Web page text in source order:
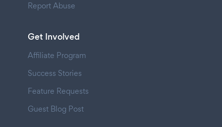
Report Abuse
Get Involved
Affiliate Program
Success Stories
Feature Requests
Guest Blog Post